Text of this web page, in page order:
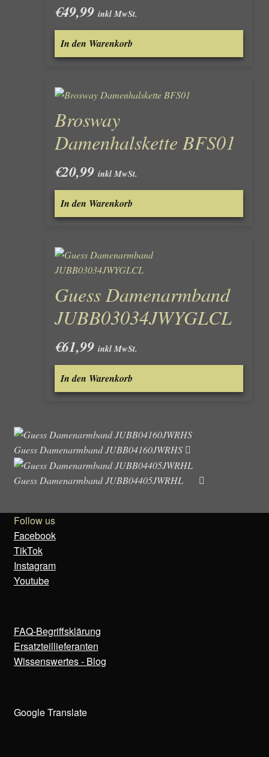
€49,99 inkl MwSt.
In den Warenkorb
Brosway
Damenhalskette BFS01
€20,99 inkl MwSt.
In den Warenkorb
Guess Damenarmband
JUBB03034JWYGLCL
€61,99 inkl MwSt.
In den Warenkorb
Guess Damenarmband JUBB04160JWRHS
Guess Damenarmband JUBB04405JWRHL
Follow us
Facebook
TikTok
Instagram
Youtube
FAQ-Begriffsklärung
Ersatzteillieferanten
Wissenswertes - Blog
Google Translate